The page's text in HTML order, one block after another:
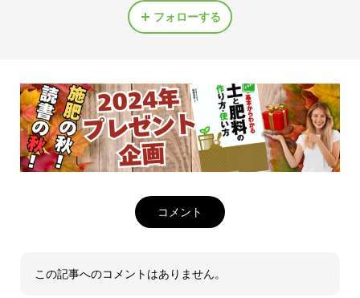
フォローする
コメント
この記事へのコメントはありません。